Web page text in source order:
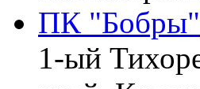
ПК "Бобры"
1-ый